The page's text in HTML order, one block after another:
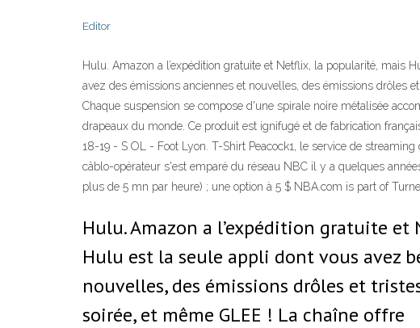
Editor
Hulu. Amazon a l’expédition gratuite et Netflix, la popularité, mais
avez des émissions anciennes et nouvelles, des émissions drôles
Chaque suspension se compose d'une spirale noire métalisée
drapeaux du monde. Ce produit est ignifugé et de fabrication
18-19 - S OL - Foot Lyon. T-Shirt Peacock1, le service de
câblo-opérateur s'est emparé du réseau NBC il y a quelques
plus de 5 mn par heure) ; une option à 5 $ NBA.com is part of
Hulu. Amazon a l’expédition gratuite
Hulu est la seule appli dont vous avez
nouvelles, des émissions drôles et
soirée, et même GLEE ! La chaîne offre